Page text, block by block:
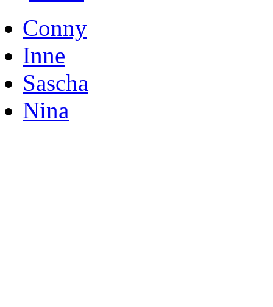
Conny
Inne
Sascha
Nina